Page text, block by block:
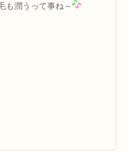
も潤うって事ね～